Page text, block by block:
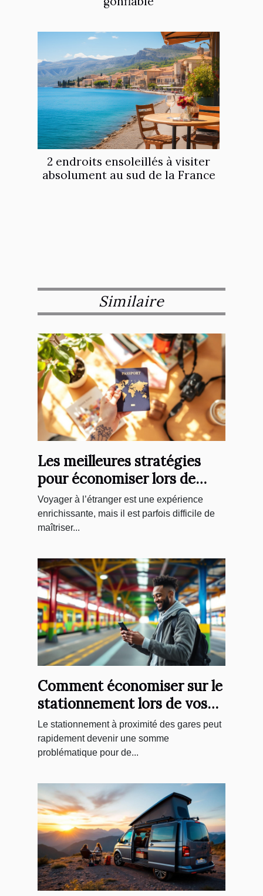
2 endroits ensoleillés à visiter
absolument au sud de la France
Similaire
Les meilleures stratégies
pour économiser lors de
voyages internationaux
Voyager à l’étranger est une expérience
enrichissante, mais il est parfois difficile de
maîtriser...
Comment économiser sur le
stationnement lors de vos
voyages en train
Le stationnement à proximité des gares peut
rapidement devenir une somme
problématique pour de...